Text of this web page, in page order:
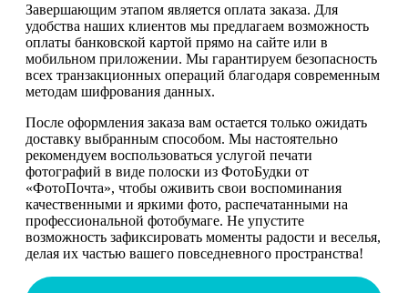
Завершающим этапом является оплата заказа. Для
удобства наших клиентов мы предлагаем возможность
оплаты банковской картой прямо на сайте или в
мобильном приложении. Мы гарантируем безопасность
всех транзакционных операций благодаря современным
методам шифрования данных.
После оформления заказа вам остается только ожидать
доставку выбранным способом. Мы настоятельно
рекомендуем воспользоваться услугой печати
фотографий в виде полоски из ФотоБудки от
«ФотоПочта», чтобы оживить свои воспоминания
качественными и яркими фото, распечатанными на
профессиональной фотобумаге. Не упустите
возможность зафиксировать моменты радости и веселья,
делая их частью вашего повседневного пространства!